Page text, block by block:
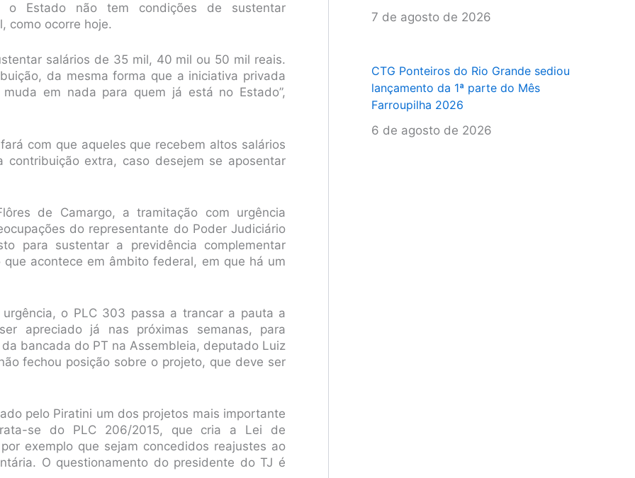
Estado não tem condições de sustentar
como ocorre hoje.
salários de 35 mil, 40 mil ou 50 mil reais.
da mesma forma que a iniciativa privada
em nada para quem já está no Estado”,
com que aqueles que recebem altos salários
extra, caso desejem se aposentar
de Camargo, a tramitação com urgência
do representante do Poder Judiciário
para sustentar a previdência complementar
acontece em âmbito federal, em que há um
o PLC 303 passa a trancar a pauta a
apreciado já nas próximas semanas, para
bancada do PT na Assembleia, deputado Luiz
fechou posição sobre o projeto, que deve ser
pelo Piratini um dos projetos mais importante
se do PLC 206/2015, que cria a Lei de
exemplo que sejam concedidos reajustes ao
O questionamento do presidente do TJ é
7 de agosto de 2026
CTG Ponteiros do Rio Grande sediou
lançamento da 1ª parte do Mês
Farroupilha 2026
6 de agosto de 2026